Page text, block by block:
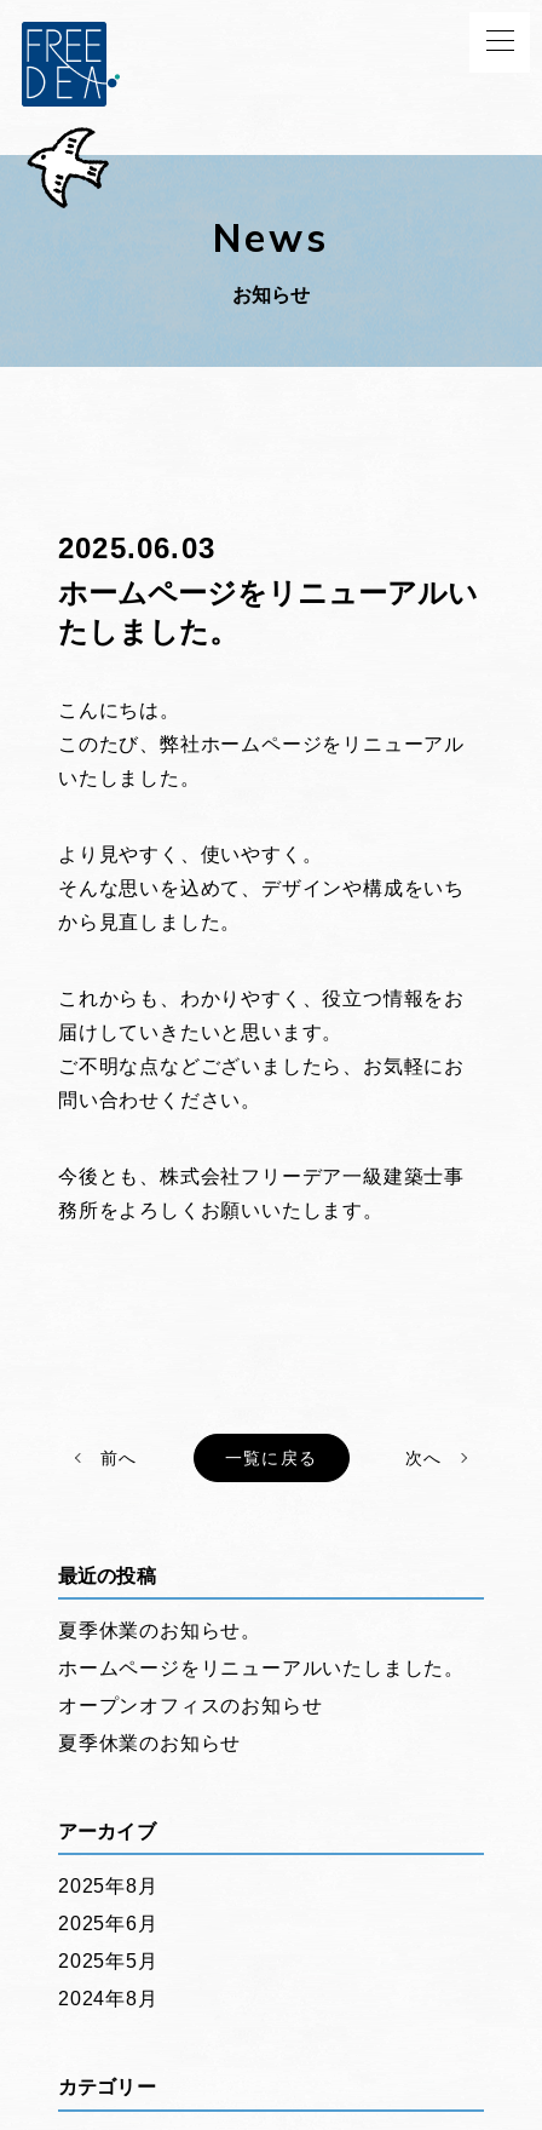
News
お知らせ
2025.06.03
ホームページをリニューアルい
たしました。
こんにちは。
このたび、弊社ホームページをリニューアル
いたしました。
より見やすく、使いやすく。
そんな思いを込めて、デザインや構成をいち
から見直しました。
これからも、わかりやすく、役立つ情報をお
届けしていきたいと思います。
ご不明な点などございましたら、お気軽にお
問い合わせください。
今後とも、株式会社フリーデア一級建築士事
務所をよろしくお願いいたします。
前へ 一覧に戻る 次へ
最近の投稿
夏季休業のお知らせ。
ホームページをリニューアルいたしました。
オープンオフィスのお知らせ
夏季休業のお知らせ
アーカイブ
2025年8月
2025年6月
2025年5月
2024年8月
カテゴリー